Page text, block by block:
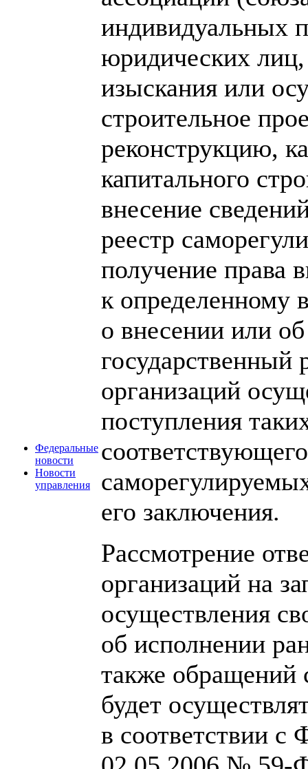
Федеральные
новости
Новости
управления
индивидуальных
юридических
изыскания или
строительное
реконструкцию,
капитального
внесение
реестр
получение права
к определенному
о внесении или
государственный
организаций
поступления
его заключения.
Рассмотрение
организаций на
осуществления
об исполнении
также обращений
будет
в соответствии с